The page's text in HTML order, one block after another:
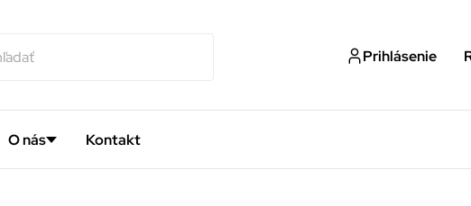
O nás Kontakt
Prihlásenie